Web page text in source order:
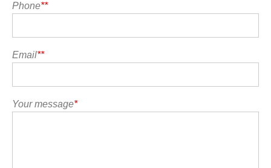
Phone**
Email**
Your message*